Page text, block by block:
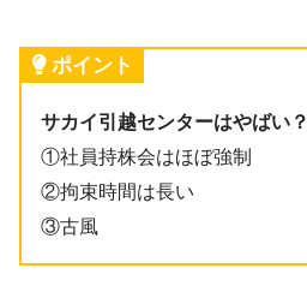
ポイント
サカイ引越センターはやばい？
①社員持株会はほぼ強制
②拘束時間は長い
③古風